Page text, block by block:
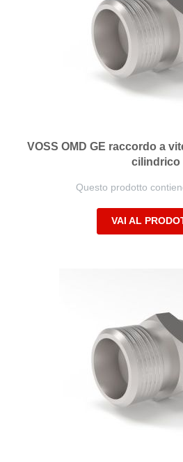
VOSS OMD GE raccordo a
cilindrico
Questo prodotto
VAI AL